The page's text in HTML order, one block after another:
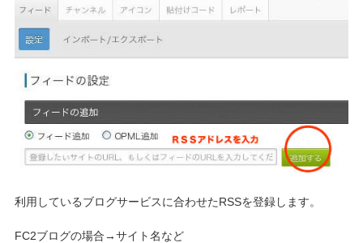
利用しているブログサービスに合わせたRSSを登録します。
FC2ブログの場合→サイト名など